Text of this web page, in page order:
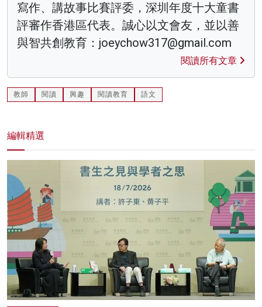
寫作、講故事比賽評委，深圳年度十大童書
評審作香港區代表。誠心以文會友，並以善
與智共創教育：joeychow317@gmail.com
閱讀所有文章
教師 閱讀 興趣 閱讀教育 語文
編輯精選